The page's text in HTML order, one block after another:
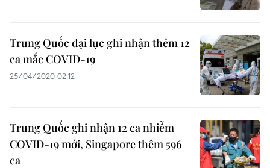
Trung Quốc đại lục ghi nhận thêm 12
ca mắc COVID-19
25/04/2020 02:12
Trung Quốc ghi nhận 12 ca nhiễm
COVID-19 mới, Singapore thêm 596
ca